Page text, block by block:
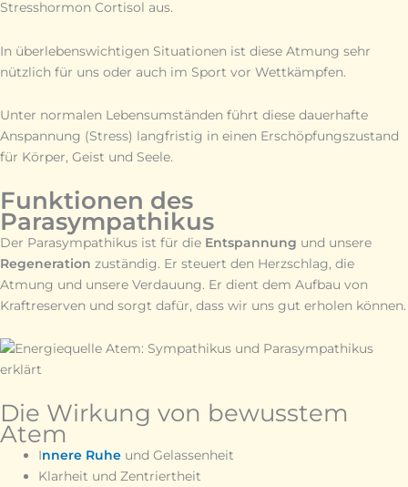
Stresshormon Cortisol aus.
In überlebenswichtigen Situationen ist diese Atmung sehr
nützlich für uns oder auch im Sport vor Wettkämpfen.
Unter normalen Lebensumständen führt diese dauerhafte
Anspannung (Stress) langfristig in einen Erschöpfungszustand
für Körper, Geist und Seele.
Funktionen des
Parasympathikus
Der Parasympathikus ist für die Entspannung und unsere
Regeneration zuständig. Er steuert den Herzschlag, die
Atmung und unsere Verdauung. Er dient dem Aufbau von
Kraftreserven und sorgt dafür, dass wir uns gut erholen können.
Die Wirkung von bewusstem
Atem
Innere Ruhe und Gelassenheit
Klarheit und Zentriertheit